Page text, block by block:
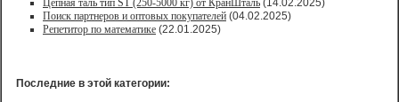
Цепная таль тип ST (250-5000 кг) от КранШталь (14.02.2025)
Поиск партнеров и оптовых покупателей (04.02.2025)
Репетитор по математике (22.01.2025)
Последние в этой категории: